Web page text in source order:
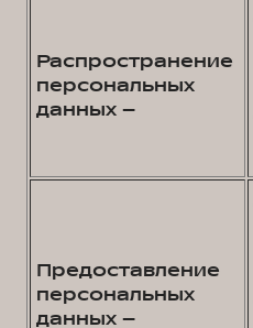
Распространение
персональных
данных –
Предоставление
персональных
данных –